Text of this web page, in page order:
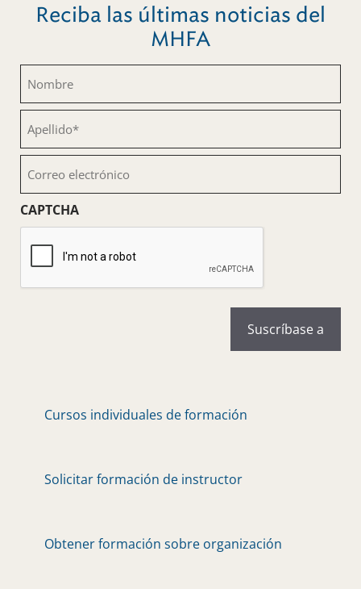
Reciba las últimas noticias del
MHFA
(Obligatorio)
electrónico
(Obligatorio)
CAPTCHA
Cursos individuales de formación
Solicitar formación de instructor
Obtener formación sobre organización